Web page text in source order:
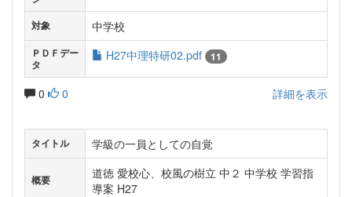
対象 中学校
ＰＤＦデー
タ
H27中理特研02.pdf 11
0 0 詳細を表示
タイトル 学級の一員としての自覚
概要
道徳 愛校心、校風の樹立 中２ 中学校 学習指
導案 H27